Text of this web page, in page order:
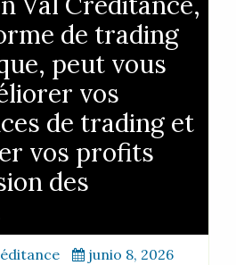
de trading
peut vous
vos
de trading et
vos profits
des
junio 8, 2026